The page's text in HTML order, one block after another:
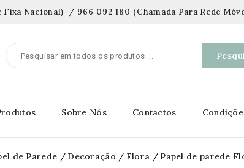
Fixa Nacional) / 966 092 180 (Chamada Para Rede
Sobre Nós Contactos
de Parede Decoração Flora Papel de parede